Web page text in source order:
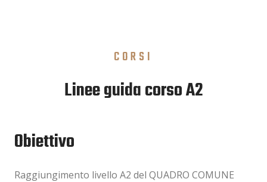
CORSI
Linee guida corso A2
Obiettivo
Raggiungimento livello A2 del QUADRO COMUNE